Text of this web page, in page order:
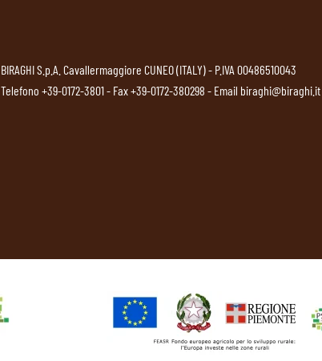
BIRAGHI S.p.A. Cavallermaggiore CUNEO (ITALY) - P.IVA 00486510043
Telefono +39-0172-3801- Fax +39-0172-380298 - Email biraghi@biraghi.it